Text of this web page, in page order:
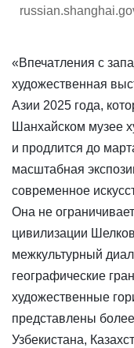
«Впечатления с
художественная
Азии 2025 года,
Шанхайском музее
и продлится до
масштабная
современное
Она не
цивилизации
межкультурный
географические
художественные
представлены
Узбекистана,